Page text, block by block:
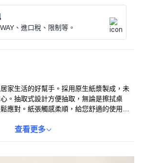
、進口稅、限制等。
家生活的好幫手。採用原生紙漿製成，未
。抽取式設計方便抽取，無論是擦拭桌
應對。紙張觸感柔順，給您舒適的使用體
查看更多